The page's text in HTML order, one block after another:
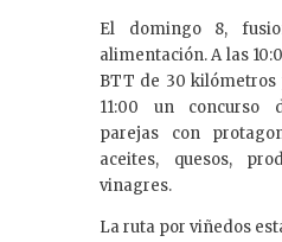
El domingo 8,
alimentación. A las
BTT de 30 kilómetros
11:00 un concurso
parejas con
aceites, quesos,
vinagres.
La ruta por viñedos